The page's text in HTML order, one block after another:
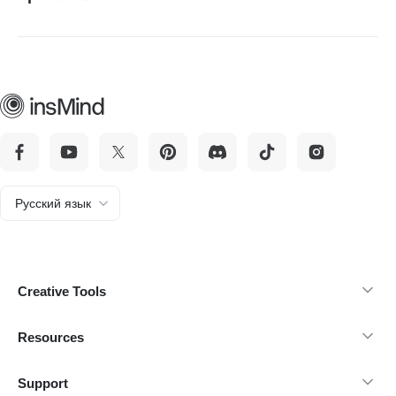
Русский язык
Creative Tools
Resources
Support